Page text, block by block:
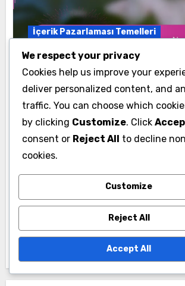
İçerik Pazarlaması Temelleri
İçerik Formatları: Hedef Kitle
Katılım Düzeyleri ve Format
Cem Yıldız 25/11/2025
İçerik Dağıtımı: Kanal Seçimi,
Zamanlama Stratejileri ve
21/11/2025
We respect your privacy
Cookies help us improve your
deliver personalized content, and
traffic. You can choose which
by clicking Customize. Click
consent or Reject All to decline
cookies.
Customize
Reject All
Accept All